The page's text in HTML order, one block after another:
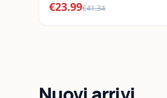
€23.99€41.34